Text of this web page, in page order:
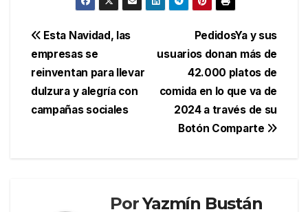
Navegación
de
entradas
PedidosYa y sus
usuarios donan más de
42.000 platos de
comida en lo que va de
2024 a través de su
Botón Comparte
Esta Navidad, las
empresas se
reinventan para llevar
dulzura y alegría con
campañas sociales
PorYazmín Bustán